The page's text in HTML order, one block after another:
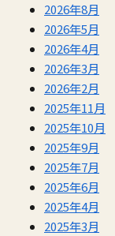
2026年8月
2026年5月
2026年4月
2026年3月
2026年2月
2025年11月
2025年10月
2025年9月
2025年7月
2025年6月
2025年4月
2025年3月